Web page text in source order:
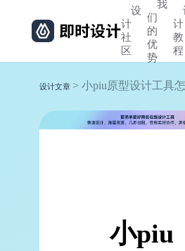
设
计
社
区
我
们
的
优
势
计
教
程
设计文章 > 小piu原型设计工具
小piu